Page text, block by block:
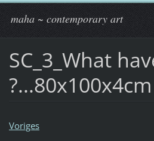
maha ~ contemporary art
SC_3_What
?...80x100x4cm
Voriges